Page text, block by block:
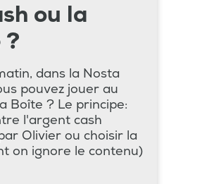
ou la
?
dans la Nosta
pouvez jouer au
Boîte ? Le principe:
l'argent cash
Olivier ou choisir la
on ignore le contenu)